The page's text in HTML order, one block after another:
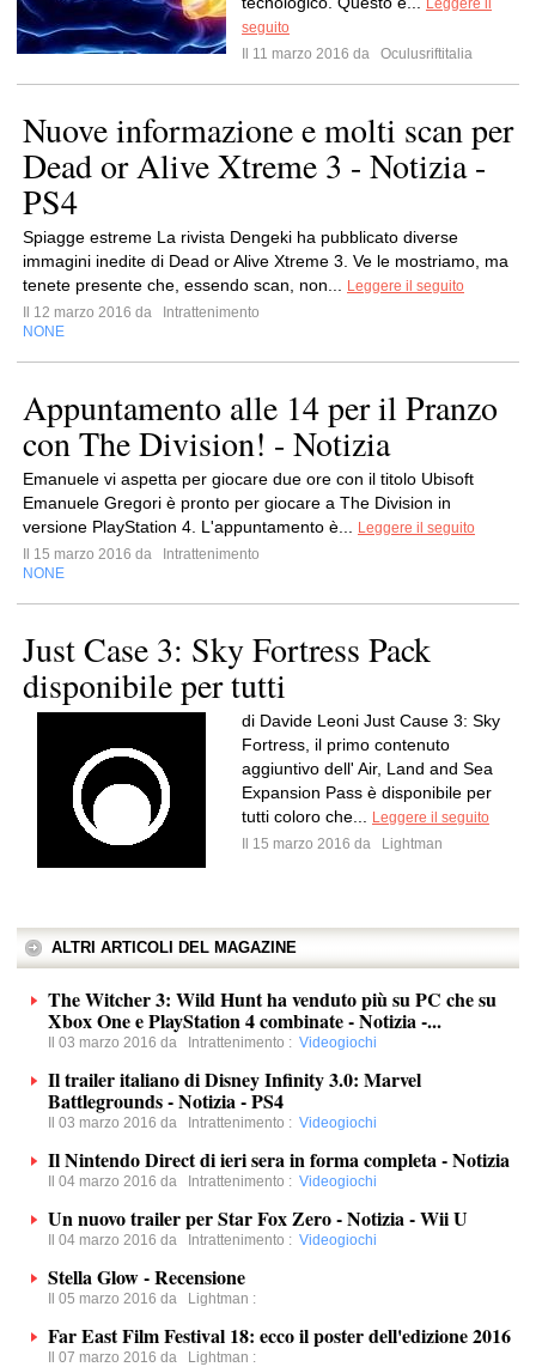
Leggere il
seguito
Il 11 marzo 2016 da
Oculusriftitalia
Nuove informazione e molti scan per
Dead or Alive Xtreme 3 - Notizia -
PS4
Spiagge estreme La rivista Dengeki ha pubblicato diverse
immagini inedite di Dead or Alive Xtreme 3. Ve le mostriamo, ma
tenete presente che, essendo scan, non...
Leggere il seguito
Il 12 marzo 2016 da
Intrattenimento
NONE
Appuntamento alle 14 per il Pranzo
con The Division! - Notizia
Emanuele vi aspetta per giocare due ore con il titolo Ubisoft
Emanuele Gregori è pronto per giocare a The Division in
versione PlayStation 4. L'appuntamento è...
Leggere il seguito
Il 15 marzo 2016 da
Intrattenimento
NONE
Just Case 3: Sky Fortress Pack
disponibile per tutti
di Davide Leoni Just Cause 3: Sky
Fortress, il primo contenuto
aggiuntivo dell' Air, Land and Sea
Expansion Pass è disponibile per
tutti coloro che...
Leggere il seguito
Il 15 marzo 2016 da
Lightman
ALTRI ARTICOLI DEL MAGAZINE
The Witcher 3: Wild Hunt ha venduto più su PC che su
Xbox One e PlayStation 4 combinate - Notizia -...
Il 03 marzo 2016 da Intrattenimento : Videogiochi
Il trailer italiano di Disney Infinity 3.0: Marvel
Battlegrounds - Notizia - PS4
Il 03 marzo 2016 da Intrattenimento : Videogiochi
Il Nintendo Direct di ieri sera in forma completa - Notizia
Il 04 marzo 2016 da Intrattenimento : Videogiochi
Un nuovo trailer per Star Fox Zero - Notizia - Wii U
Il 04 marzo 2016 da Intrattenimento : Videogiochi
Stella Glow - Recensione
Il 05 marzo 2016 da Lightman :
Far East Film Festival 18: ecco il poster dell'edizione 2016
Il 07 marzo 2016 da Lightman :